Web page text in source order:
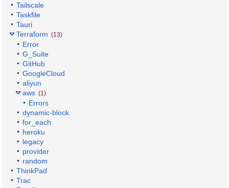
Tailscale
Taskfile
Tauri
Terraform (13)
Error
G_Suite
GitHub
GoogleCloud
aliyun
aws (1)
Errors
dynamic-block
for_each
heroku
legacy
provider
random
ThinkPad
Trac